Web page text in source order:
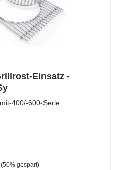
Einsatz -
400/-600-Serie
(50% gespart)